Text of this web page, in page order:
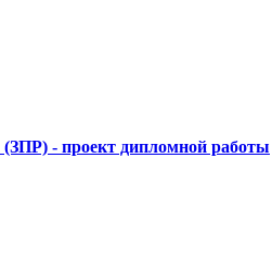
- проект дипломной работы